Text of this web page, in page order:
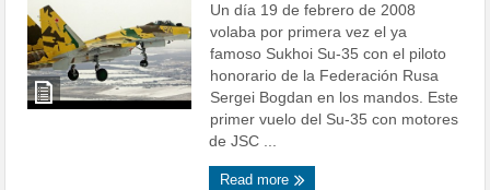
Un día 19 de febrero de 2008
volaba por primera vez el ya
famoso Sukhoi Su-35 con el piloto
honorario de la Federación Rusa
Sergei Bogdan en los mandos. Este
primer vuelo del Su-35 con motores
de JSC ...
Read more